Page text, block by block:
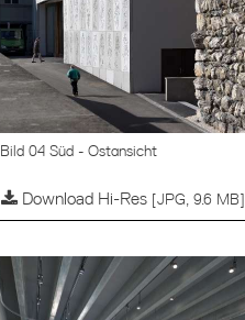
Bild 04 Süd - Ostansicht
Download Hi-Res [JPG, 9.6 MB]